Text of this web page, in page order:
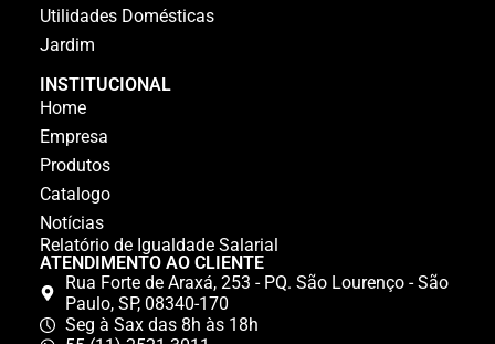
Utilidades Domésticas
Jardim
INSTITUCIONAL
Home
Empresa
Produtos
Catalogo
Notícias
Relatório de Igualdade Salarial
ATENDIMENTO AO CLIENTE
Rua Forte de Araxá, 253 - PQ. São Lourenço - São
Paulo, SP, 08340-170
Seg à Sax das 8h às 18h